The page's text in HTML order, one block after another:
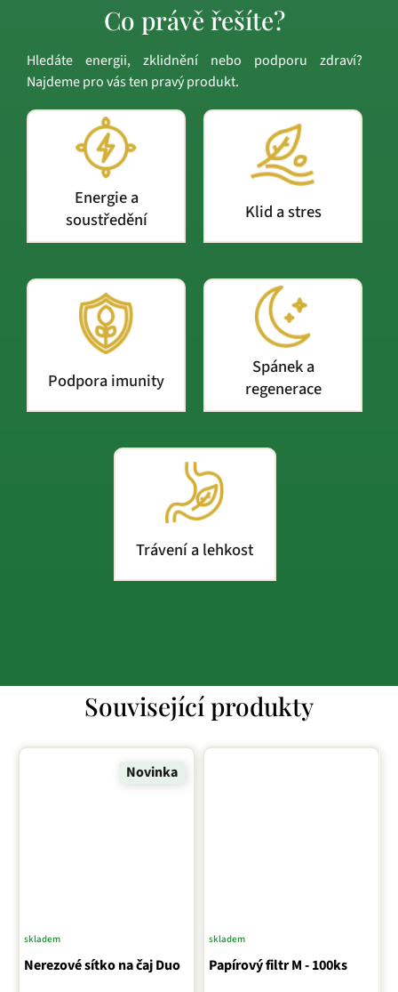
Co právě řešíte?
Hledáte energii, zklidnění nebo podporu zdraví?
Najdeme pro vás ten pravý produkt.
Energie a
soustředění
Klid a stres
Podpora imunity
Spánek a
regenerace
Trávení a lehkost
Související produkty
Novinka
Nerezové sítko na čaj Duo
skladem
Papírový filtr M - 100ks
Průměrné
hodnocení
skladem